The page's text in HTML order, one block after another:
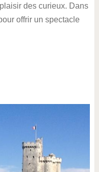
des curieux. Dans
offrir un spectacle